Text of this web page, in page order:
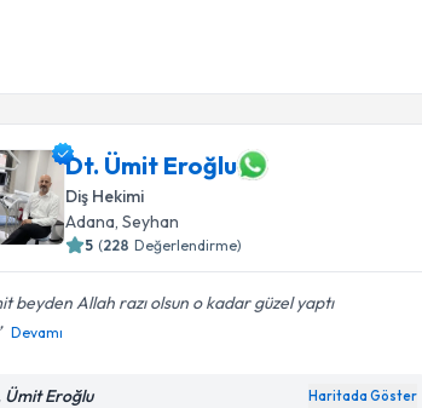
Dt. Ümit Eroğlu
Diş Hekimi
Adana, Seyhan
5 (228 Değerlendirme)
beyden Allah razı olsun o kadar güzel yaptı
Devamı
Ümit Eroğlu Haritada Göster